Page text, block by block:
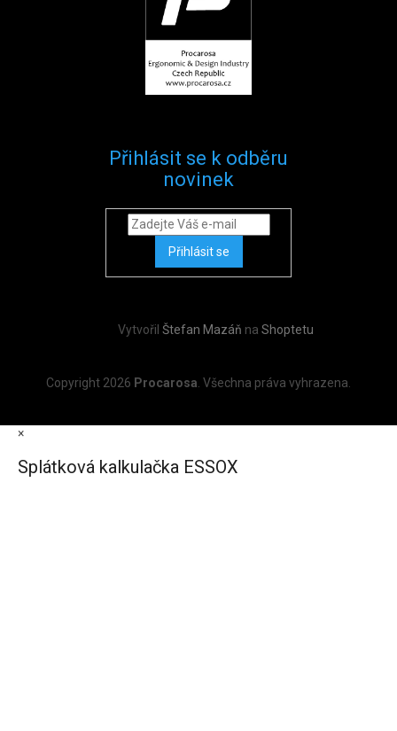
Přihlásit se k odběru
novinek
Přihlásit se
Vytvořil Štefan Mazáň na Shoptetu
Copyright 2026 Procarosa. Všechna práva vyhrazena.
×
Splátková kalkulačka ESSOX